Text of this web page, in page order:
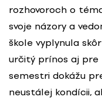
rozhovoroch o
svoje názory a
škole vyplynula
určitý prínos aj pre
semestri dokážu
neustálej kondícii,